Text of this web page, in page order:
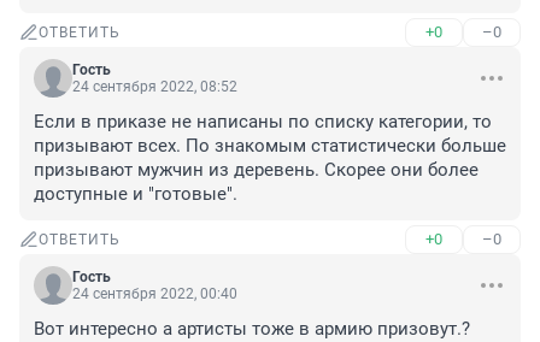
ОТВЕТИТЬ +0 –0
Гость
24 сентября 2022, 08:52
Если в приказе не написаны по списку категории, то
призывают всех. По знакомым статистически больше
призывают мужчин из деревень. Скорее они более
доступные и "готовые".
ОТВЕТИТЬ +0 –0
Гость
24 сентября 2022, 00:40
Вот интересно а артисты тоже в армию призовут.?